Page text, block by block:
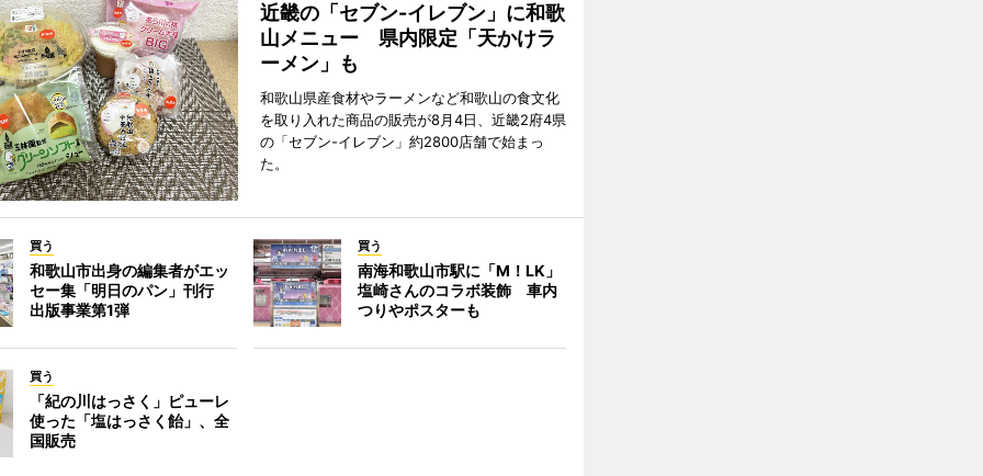
近畿の「セブン-イレブン」に和歌
山メニュー 県内限定「天かけラ
ーメン」も
和歌山県産食材やラーメンなど和歌山の食文化
を取り入れた商品の販売が8月4日、近畿2府4県
の「セブン-イレブン」約2800店舗で始まっ
た。
買う
和歌山市出身の編集者がエッ
セー集「明日のパン」刊行
出版事業第1弾
買う
南海和歌山市駅に「M！LK」
塩崎さんのコラボ装飾 車内
つりやポスターも
買う
「紀の川はっさく」ピューレ
使った「塩はっさく飴」、全
国販売